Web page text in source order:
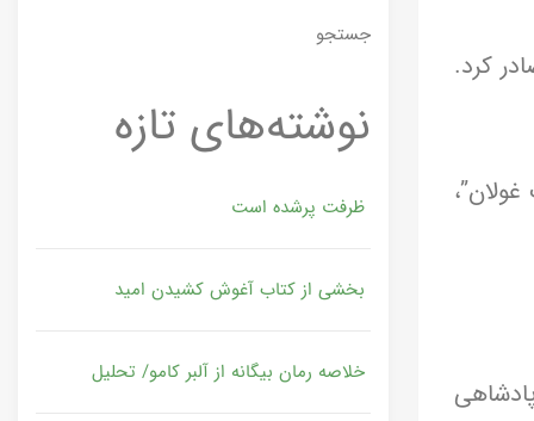
کرد.
پادشاهی
جستجو
نوشته‌های تازه
ظرفت پرشده‌ است
بخشی از کتاب آغوش کشیدن امید
خلاصه رمان بیگانه از آلبر کامو/ تحلیل